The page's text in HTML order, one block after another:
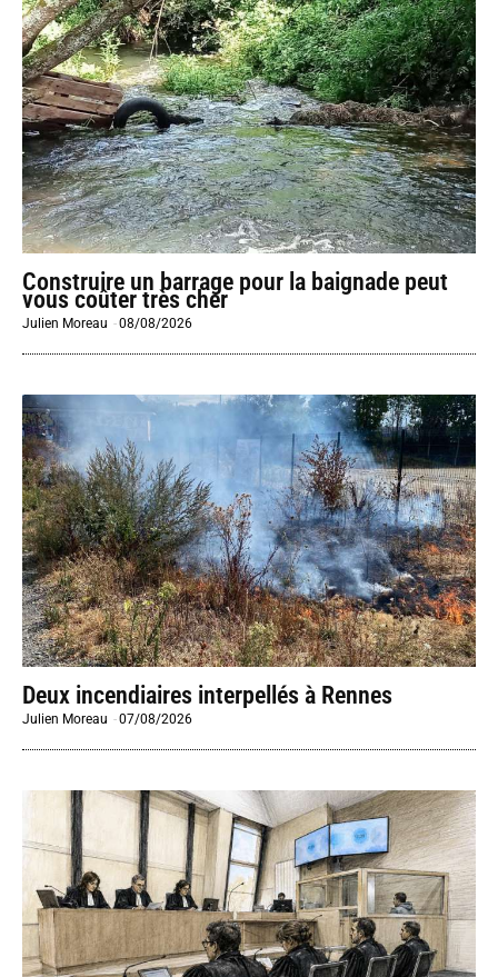
Construire un barrage pour la baignade peut
vous coûter très cher
Julien Moreau -08/08/2026
Deux incendiaires interpellés à Rennes
Julien Moreau -07/08/2026